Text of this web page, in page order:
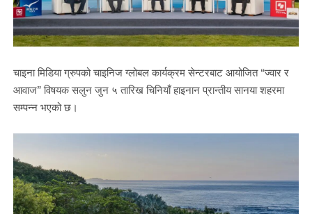
चाइना मिडिया ग्रुपको चाइनिज ग्लोबल कार्यक्रम सेन्टरबाट आयोजित “ज्वार र
आवाज” विषयक सलुन जुन ५ तारिख चिनियाँ हाइनान प्रान्तीय सानया शहरमा
सम्पन्न भएको छ।